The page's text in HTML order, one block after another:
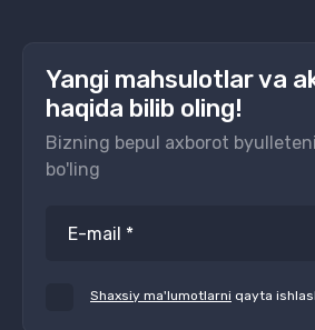
Yangi mahsulotlar va
haqida bilib oling!
Bizning bepul axborot
bo'ling
Shaxsiy ma'lumotlarni qayta